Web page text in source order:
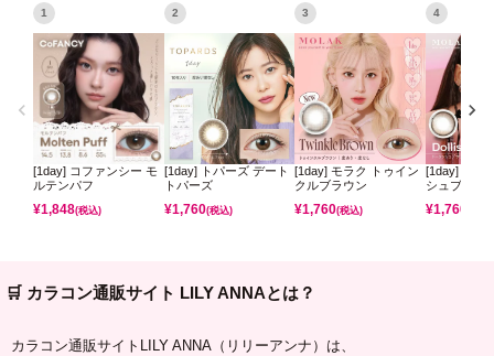
1
[1day] コファンシー モ
ルテンパフ
¥1,848(税込)
2
[1day] トパーズ デート
トパーズ
¥1,760(税込)
3
[1day] モラク トゥイン
クルブラウン
¥1,760(税込)
4
[1day] モラ
シュブラウ
¥1,760
🛒 カラコン通販サイト LILY ANNAとは？
カラコン通販サイトLILY ANNA（リリーアンナ）は、